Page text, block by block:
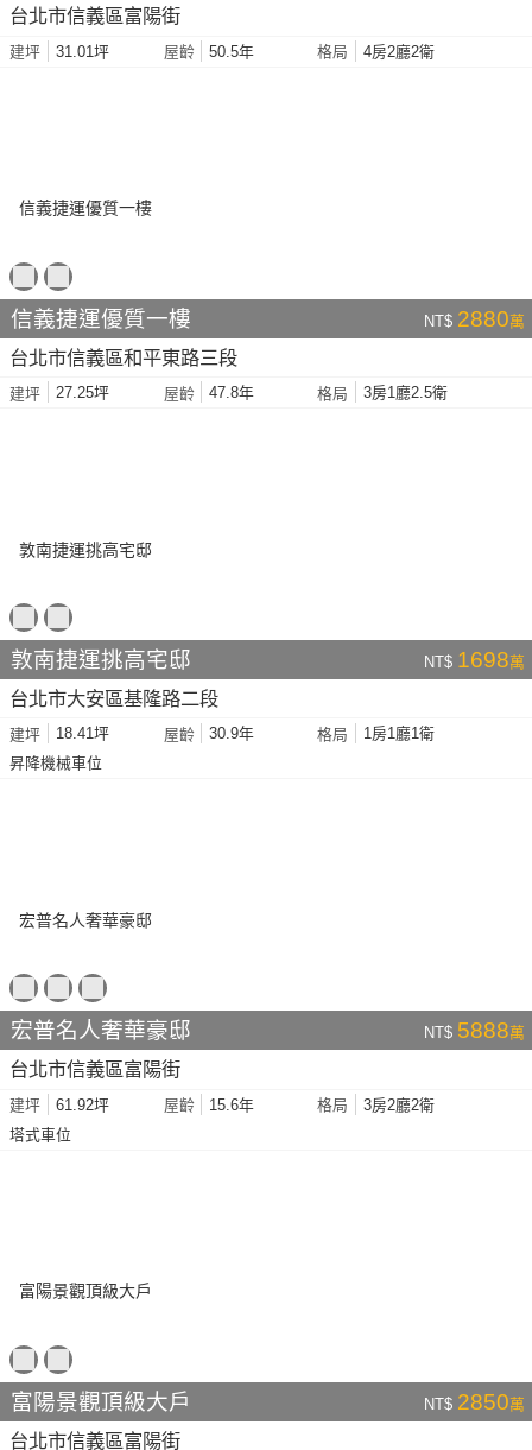
台北市信義區富陽街
建坪 31.01坪 屋齡 50.5年 格局 4房2廳2衛
信義捷運優質一樓 NT$ 2880萬
台北市信義區和平東路三段
建坪 27.25坪 屋齡 47.8年 格局 3房1廳2.5衛
敦南捷運挑高宅邸 NT$ 1698萬
台北市大安區基隆路二段
建坪 18.41坪 屋齡 30.9年 格局
1房1廳1衛
昇降機械車位
宏普名人奢華豪邸 NT$ 5888萬
台北市信義區富陽街
建坪 61.92坪 屋齡 15.6年 格局
3房2廳2衛
塔式車位
富陽景觀頂級大戶 NT$ 2850萬
台北市信義區富陽街